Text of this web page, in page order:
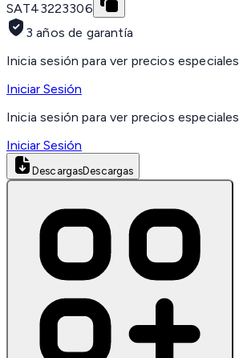
SAT43223306
3 años de garantía
Inicia sesión para ver precios especiales
Iniciar Sesión
Inicia sesión para ver precios especiales
Iniciar Sesión
DescargasDescargas